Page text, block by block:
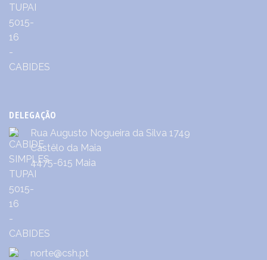
DELEGAÇÃO
Rua Augusto Nogueira da Silva 1749
Castêlo da Maia
4475-615 Maia
norte@csh.pt